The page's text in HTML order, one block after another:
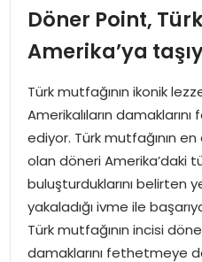
TEKNOLOJI
EKONOMI
SPOR
SIYASET
MAGAZIN
Döner Point,
Amerika’ya
Türk mutfağının ikonik
Amerikalıların
ediyor. Türk mutfağının
olan döneri Amerika’daki
buluşturduklarını belirten
yakaladığı ivme ile
Türk mutfağının incisi
damaklarını fethetmeye